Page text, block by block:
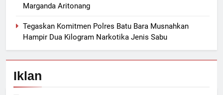
Marganda Aritonang
Tegaskan Komitmen Polres Batu Bara Musnahkan
Hampir Dua Kilogram Narkotika Jenis Sabu
Iklan